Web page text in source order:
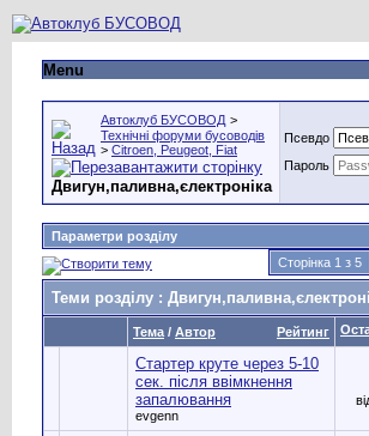
Menu
Автоклуб БУСОВОД >
Технічні форуми бусоводів
> Citroen, Peugeot, Fiat
Двигун,паливна,єлектроніка
Псевдо
Пароль
Параметри розділу
Сторінка 1 з 5
Теми розділу :
Рейтинг
Тема / Автор
Стартер круте через 5-10
сек. після ввімкнення
запалювання
evgenn